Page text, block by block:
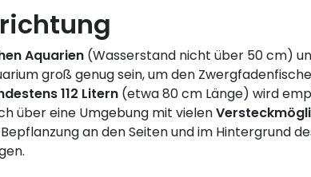
Aquarien (Wasserstand nicht über 50 cm)
groß genug sein, um den
112 Litern (etwa 80 cm Länge) wird
über eine Umgebung mit vielen
an den Seiten und im Hintergrund